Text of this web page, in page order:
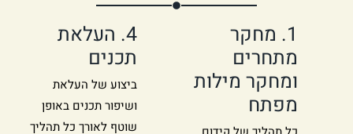
1. מחקר
מתחרים
ומחקר מילות
מפתח
4. העלאת
תכנים
ביצוע של העלאת
ושיפור תכנים באופן
שוטף לאורך כל תהליך